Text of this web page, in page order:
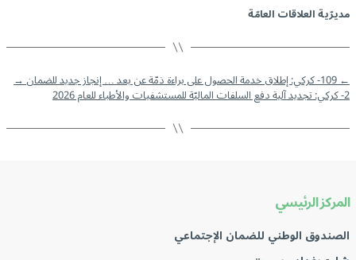
مديرّية العلاقات العامّة
←109- كركي: إطلاق خدمة الحصول على براءة ذمّة عن بعد … إنجاز جديد للضمان →
2- كركي: تجديد آلية دفع السلفات الماليّة للمستشفيات والأطباء للعام 2026
المركز الرئيسي
الصندوق الوطني للضمان الإجتماعي